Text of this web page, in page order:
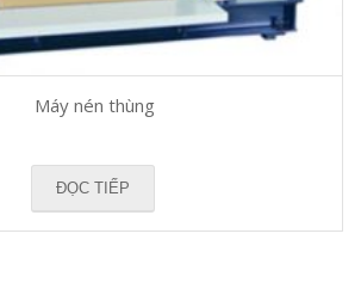
Máy nén thùng
ĐỌC TIẾP